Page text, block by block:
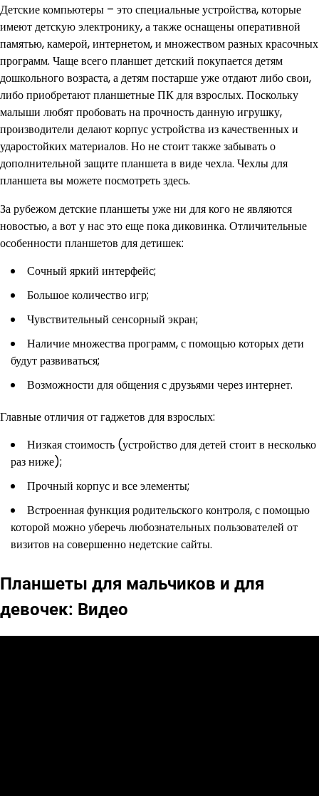
Детские компьютеры – это специальные устройства, которые
имеют детскую электронику, а также оснащены оперативной
памятью, камерой, интернетом, и множеством разных красочных
программ. Чаще всего планшет детский покупается детям
дошкольного возраста, а детям постарше уже отдают либо свои,
либо приобретают планшетные ПК для взрослых. Поскольку
малыши любят пробовать на прочность данную игрушку,
производители делают корпус устройства из качественных и
ударостойких материалов. Но не стоит также забывать о
дополнительной защите планшета в виде чехла. Чехлы для
планшета вы можете посмотреть здесь.
За рубежом детские планшеты уже ни для кого не являются
новостью, а вот у нас это еще пока диковинка. Отличительные
особенности планшетов для детишек:
Сочный яркий интерфейс;
Большое количество игр;
Чувствительный сенсорный экран;
Наличие множества программ, с помощью которых дети
будут развиваться;
Возможности для общения с друзьями через интернет.
Главные отличия от гаджетов для взрослых:
Низкая стоимость (устройство для детей стоит в несколько
раз ниже);
Прочный корпус и все элементы;
Встроенная функция родительского контроля, с помощью
которой можно уберечь любознательных пользователей от
визитов на совершенно недетские сайты.
Планшеты для мальчиков и для
девочек: Видео